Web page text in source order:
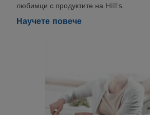
любимци с продуктите на Hill's.
Научете повече